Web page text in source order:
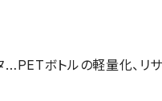
ボトルの軽量化、リ